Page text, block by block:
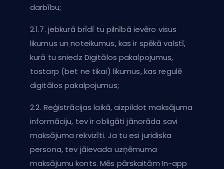
darbību;
2.1.7. jebkurā brīdī tu pilnībā ievēro visus
likumus un noteikumus, kas ir spēkā valstī,
kurā tu sniedz Digitālos pakalpojumus,
tostarp (bet ne tikai) likumus, kas regulē
digitālos pakalpojumus;
2.2. Reģistrācijas laikā, aizpildot maksājuma
informāciju, tev ir obligāti jānorāda savi
maksājuma rekvizīti. Ja tu esi juridiska
persona, tev jāievada uzņēmuma
maksājumu konts. Mēs pārskaitām In-app